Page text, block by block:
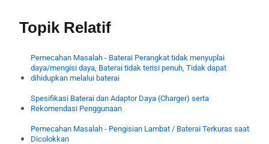
Topik Relatif
Pemecahan Masalah - Baterai Perangkat tidak menyuplai
daya/mengisi daya, Baterai tidak terisi penuh, Tidak dapat
dihidupkan melalui baterai
Spesifikasi Baterai dan Adaptor Daya (Charger) serta
Rekomendasi Penggunaan
Pemecahan Masalah - Pengisian Lambat / Baterai Terkuras saat
Dicolokkan